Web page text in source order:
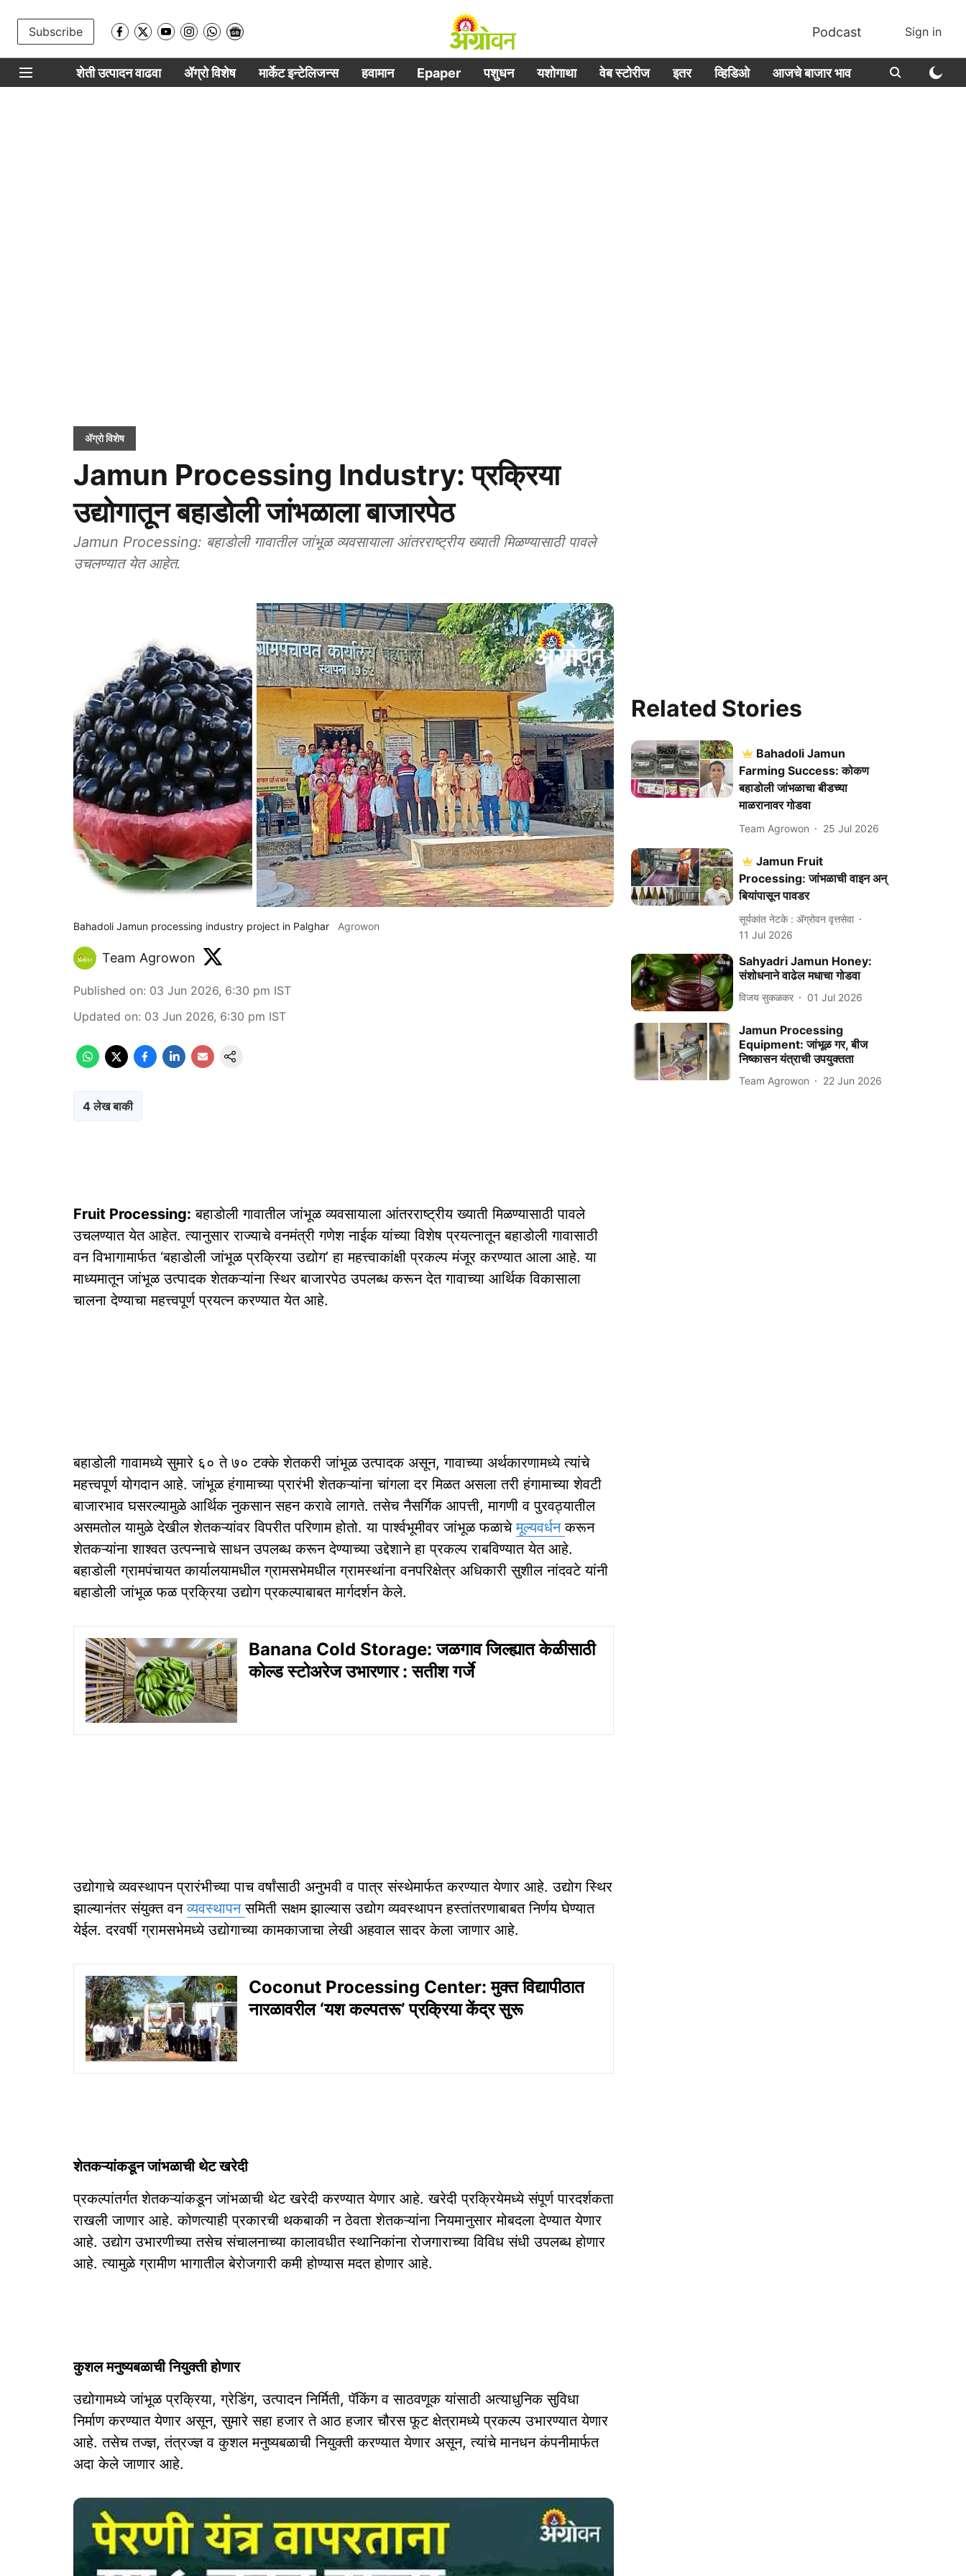
Subscribe Podcast Sign in
शेती उत्पादन वाढवा ॲग्रो विशेष मार्केट इन्टेलिजन्स हवामान Epaper पशुधन यशोगाथा वेब स्टोरीज इतर व्हिडिओ आजचे बाजार भाव
ॲग्रो विशेष
Jamun Processing Industry: प्रक्रिया
उद्योगातून बहाडोली जांभळाला बाजारपेठ
Jamun Processing: बहाडोली गावातील जांभूळ व्यवसायाला आंतरराष्ट्रीय ख्याती मिळण्यासाठी पावले
उचलण्यात येत आहेत.
Bahadoli Jamun processing industry project in Palghar Agrowon
Team Agrowon
Published on: 03 Jun 2026, 6:30 pm IST
Updated on: 03 Jun 2026, 6:30 pm IST
4 लेख बाकी
Fruit Processing: बहाडोली गावातील जांभूळ व्यवसायाला आंतरराष्ट्रीय ख्याती मिळण्यासाठी पावले
उचलण्यात येत आहेत. त्यानुसार राज्याचे वनमंत्री गणेश नाईक यांच्या विशेष प्रयत्नातून बहाडोली गावासाठी
वन विभागामार्फत ‘बहाडोली जांभूळ प्रक्रिया उद्योग’ हा महत्त्वाकांक्षी प्रकल्प मंजूर करण्यात आला आहे. या
माध्यमातून जांभूळ उत्पादक शेतकऱ्यांना स्थिर बाजारपेठ उपलब्ध करून देत गावाच्या आर्थिक विकासाला
चालना देण्याचा महत्त्वपूर्ण प्रयत्न करण्यात येत आहे.
बहाडोली गावामध्ये सुमारे ६० ते ७० टक्के शेतकरी जांभूळ उत्पादक असून, गावाच्या अर्थकारणामध्ये त्यांचे
महत्त्वपूर्ण योगदान आहे. जांभूळ हंगामाच्या प्रारंभी शेतकऱ्यांना चांगला दर मिळत असला तरी हंगामाच्या शेवटी
बाजारभाव घसरल्यामुळे आर्थिक नुकसान सहन करावे लागते. तसेच नैसर्गिक आपत्ती, मागणी व पुरवठ्यातील
असमतोल यामुळे देखील शेतकऱ्यांवर विपरीत परिणाम होतो. या पार्श्वभूमीवर जांभूळ फळाचेमूल्यवर्धनकरून
शेतकऱ्यांना शाश्वत उत्पन्नाचे साधन उपलब्ध करून देण्याच्या उद्देशाने हा प्रकल्प राबविण्यात येत आहे.
बहाडोली ग्रामपंचायत कार्यालयामधील ग्रामसभेमधील ग्रामस्थांना वनपरिक्षेत्र अधिकारी सुशील नांदवटे यांनी
बहाडोली जांभूळ फळ प्रक्रिया उद्योग प्रकल्पाबाबत मार्गदर्शन केले.
Banana Cold Storage: जळगाव जिल्ह्यात केळीसाठी
कोल्ड स्टोअरेज उभारणार : सतीश गर्जे
उद्योगाचे व्यवस्थापन प्रारंभीच्या पाच वर्षांसाठी अनुभवी व पात्र संस्थेमार्फत करण्यात येणार आहे. उद्योग स्थिर
झाल्यानंतर संयुक्त वनव्यवस्थापनसमिती सक्षम झाल्यास उद्योग व्यवस्थापन हस्तांतरणाबाबत निर्णय घेण्यात
येईल. दरवर्षी ग्रामसभेमध्ये उद्योगाच्या कामकाजाचा लेखी अहवाल सादर केला जाणार आहे.
Coconut Processing Center: मुक्त विद्यापीठात
नारळावरील ‘यश कल्पतरू’ प्रक्रिया केंद्र सुरू
शेतकऱ्यांकडून जांभळाची थेट खरेदी
प्रकल्पांतर्गत शेतकऱ्यांकडून जांभळाची थेट खरेदी करण्यात येणार आहे. खरेदी प्रक्रियेमध्ये संपूर्ण पारदर्शकता
राखली जाणार आहे. कोणत्याही प्रकारची थकबाकी न ठेवता शेतकऱ्यांना नियमानुसार मोबदला देण्यात येणार
आहे. उद्योग उभारणीच्या तसेच संचालनाच्या कालावधीत स्थानिकांना रोजगाराच्या विविध संधी उपलब्ध होणार
आहे. त्यामुळे ग्रामीण भागातील बेरोजगारी कमी होण्यास मदत होणार आहे.
कुशल मनुष्यबळाची नियुक्ती होणार
उद्योगामध्ये जांभूळ प्रक्रिया, ग्रेडिंग, उत्पादन निर्मिती, पॅकिंग व साठवणूक यांसाठी अत्याधुनिक सुविधा
निर्माण करण्यात येणार असून, सुमारे सहा हजार ते आठ हजार चौरस फूट क्षेत्रामध्ये प्रकल्प उभारण्यात येणार
आहे. तसेच तज्ज्ञ, तंत्रज्ज्ञ व कुशल मनुष्यबळाची नियुक्ती करण्यात येणार असून, त्यांचे मानधन कंपनीमार्फत
अदा केले जाणार आहे.
Related Stories
Bahadoli Jamun
Farming Success: कोकण
बहाडोली जांभळाचा बीडच्या
माळरानावर गोडवा
Team Agrowon 25 Jul 2026
Jamun Fruit
Processing: जांभळाची वाइन अन्
बियांपासून पावडर
सूर्यकांत नेटके : ॲग्रोवन वृत्तसेवा
11 Jul 2026
Sahyadri Jamun Honey:
संशोधनाने वाढेल मधाचा गोडवा
विजय सुकळकर 01 Jul 2026
Jamun Processing
Equipment: जांभूळ गर, बीज
निष्कासन यंत्राची उपयुक्तता
Team Agrowon 22 Jun 2026